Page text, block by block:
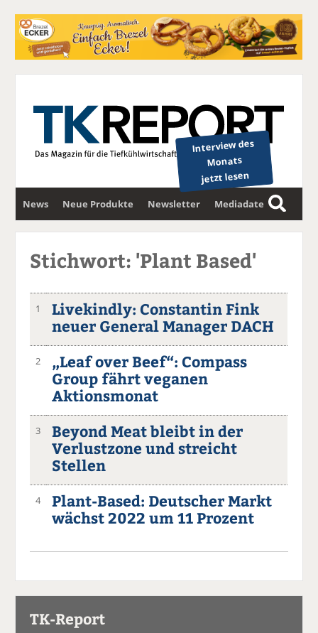
Interview des
Monats
jetzt lesen
News Neue Produkte Newsletter Mediadaten
S
u
Stichwort: 'Plant Based'
1
Livekindly: Constantin Fink
neuer General Manager DACH
2
„Leaf over Beef“: Compass
Group fährt veganen
Aktionsmonat
3
Beyond Meat bleibt in der
Verlustzone und streicht
Stellen
4
Plant-Based: Deutscher Markt
wächst 2022 um 11 Prozent
TK-Report